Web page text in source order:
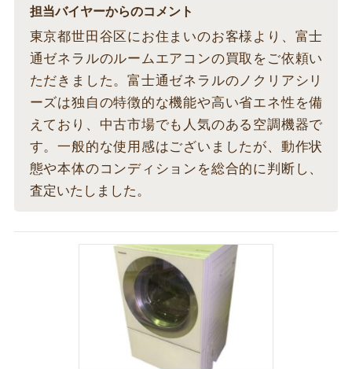
担当バイヤーからのコメント
東京都世田谷区にお住まいのお客様より、富士
通ゼネラルのルームエアコンの買取をご依頼い
ただきました。富士通ゼネラルのノクリアシリ
ーズは独自の特徴的な機能や高い省エネ性を備
えており、中古市場でも人気のある空調機器で
す。一般的な使用感はございましたが、動作状
態や本体のコンディションを総合的に判断し、
査定いたしました。